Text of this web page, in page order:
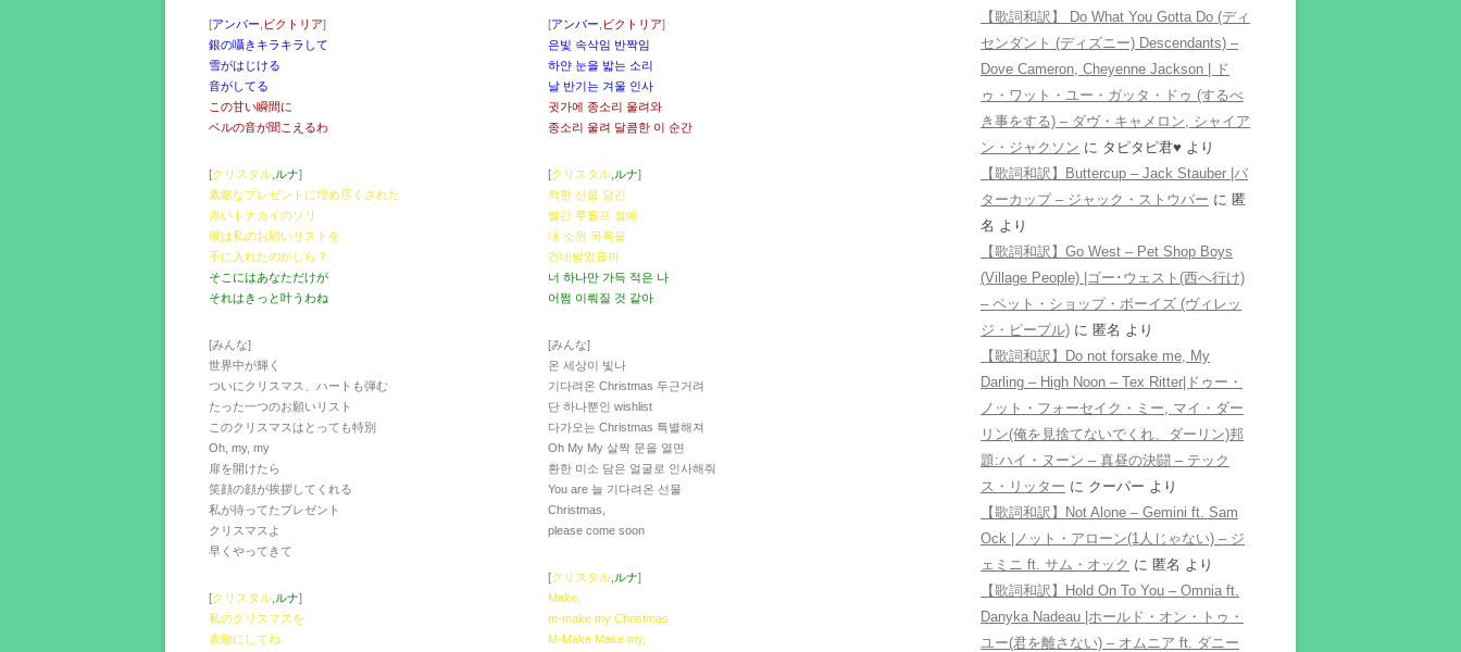
[アンバー ビクトリア]
銀の囁きキラキラして
雪がはじける
音がしてる
この甘い瞬間に
ベルの音が聞こえるわ
[クリスタル ルナ]
素敵なプレゼントに埋め尽くされた
赤いトナカイのソリ
彼は私のお願いリストを
手に入れたのかしら？
そこにはあなただけが
それはきっと叶うわね
[みんな]
世界中が輝く
ついにクリスマス、ハートも弾む
たった一つのお願いリスト
このクリスマスはとっても特別
Oh, my, my
扉を開けたら
笑顔の顔が挨拶してくれる
私が待ってたプレゼント
クリスマスよ
早くやってきて
[クリスタル ルナ]
私のクリスマスを
素敵にしてね
[アンバー ビクトリア]
은빛 속삭임 반짝임
하얀 눈을 밟는 소리
날 반기는 겨울 인사
귓가에 종소리 울려와
종소리 울려 달콤한 이 순간
[クリスタル ルナ]
착한 선물 담긴
빨간 루돌프 썰매
내 소원 목록을
건네받았을까
너 하나만 가득 적은 나
어쩜 이뤄질 것 같아
[みんな]
온 세상이 빛나
기다려온 Christmas 두근거려
단 하나뿐인 wishlist
다가오는 Christmas 특별해져
Oh My My 살짝 문을 열면
환한 미소 담은 얼굴로 인사해줘
You are 늘 기다려온 선물
Christmas,
please come soon
[クリスタル ルナ]
Make,
m-make my Christmas
M-Make Make my,
【歌詞和訳】 Do What You Gotta Do (ディ
センダント (ディズニー) Descendants) –
Dove Cameron, Cheyenne Jackson | ド
ゥ・ワット・ユー・ガッタ・ドゥ (するべ
き事をする) – ダヴ・キャメロン, シャイア
ン・ジャクソン に タピタピ君♥️ より
【歌詞和訳】Buttercup – Jack Stauber |バ
ターカップ – ジャック・ストウバー に 匿
名 より
【歌詞和訳】Go West – Pet Shop Boys
(Village People) |ゴー･ウェスト(西へ行け)
– ペット・ショップ・ボーイズ (ヴィレッ
ジ・ピープル) に 匿名 より
【歌詞和訳】Do not forsake me, My
Darling – High Noon – Tex Ritter|ドゥー・
ノット・フォーセイク・ミー, マイ・ダー
リン(俺を見捨てないでくれ、ダーリン)邦
題:ハイ・ヌーン – 真昼の決闘 – テック
ス・リッター に クーパー より
【歌詞和訳】Not Alone – Gemini ft. Sam
Ock |ノット・アローン(1人じゃない) – ジ
ェミニ ft. サム・オック に 匿名 より
【歌詞和訳】Hold On To You – Omnia ft.
Danyka Nadeau |ホールド・オン・トゥ・
ユー(君を離さない) – オムニア ft. ダニー